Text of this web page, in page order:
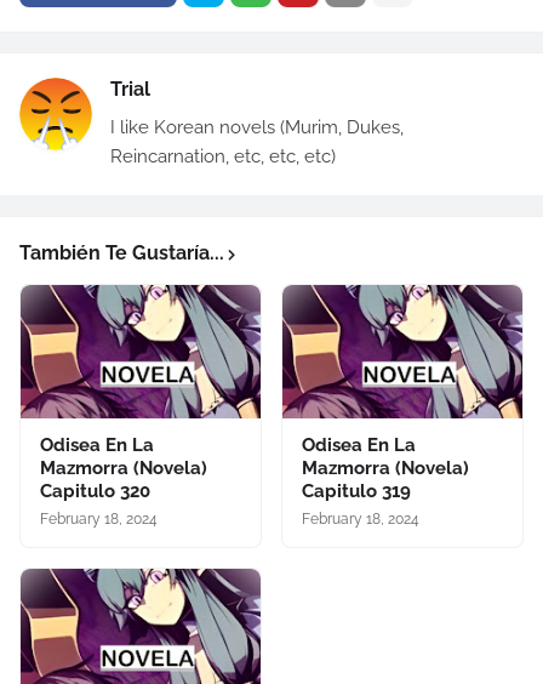
Trial
I like Korean novels (Murim, Dukes,
Reincarnation, etc, etc, etc)
También Te Gustaría...
Odisea En La
Mazmorra (Novela)
Capitulo 320
February 18, 2024
Odisea En La
Mazmorra (Novela)
Capitulo 319
February 18, 2024